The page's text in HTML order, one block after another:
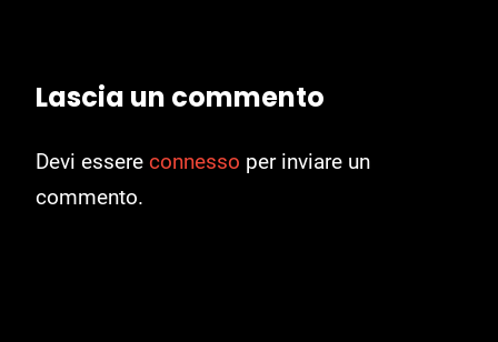
Lascia un commento
Devi essere connesso per inviare un
commento.